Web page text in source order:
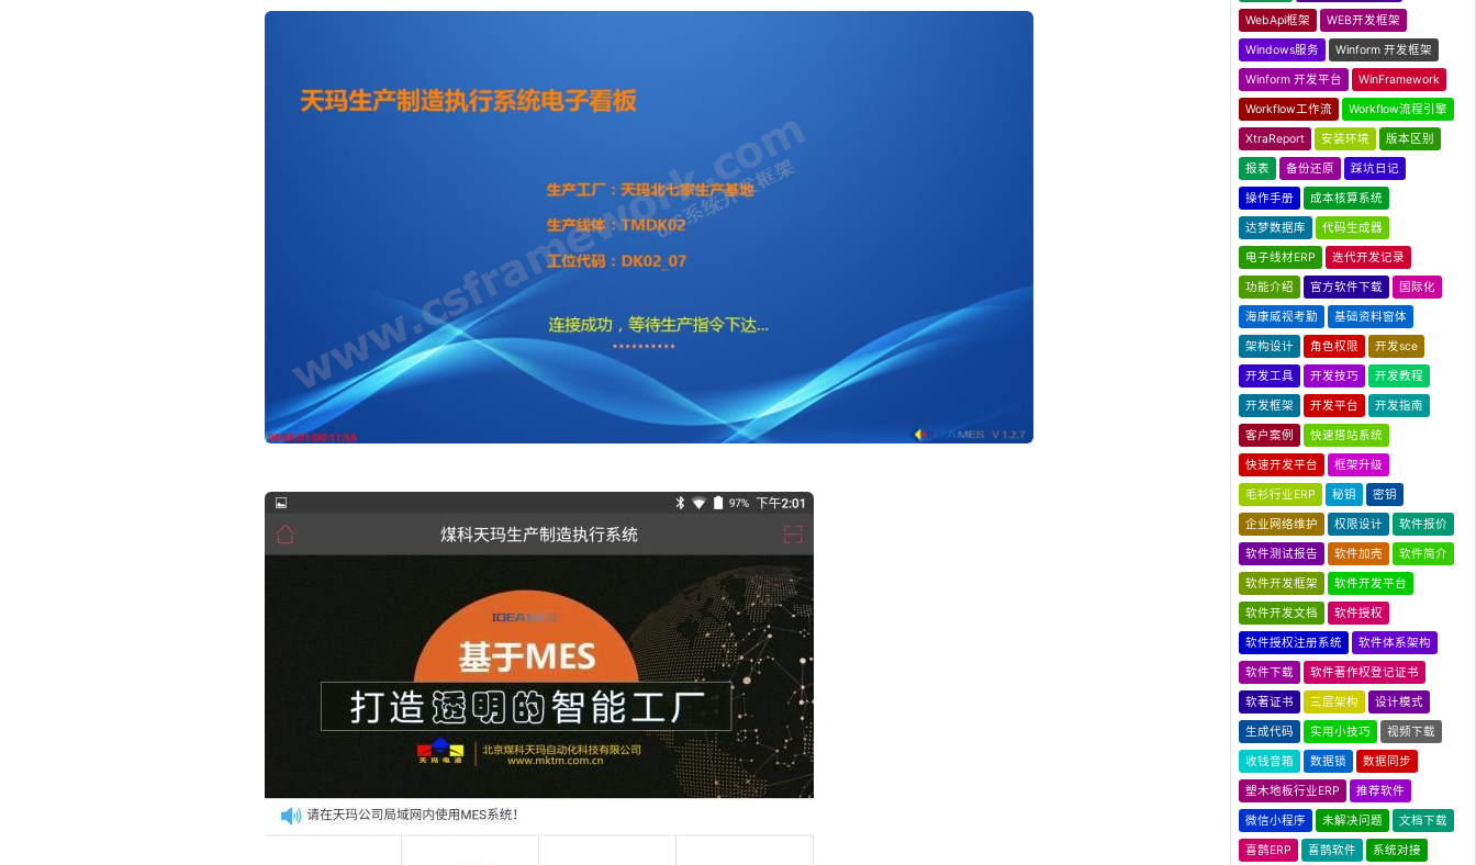
WebApi框架 WEB开发框架
Windows服务 Winform 开发框架
Winform 开发平台 WinFramework
Workflow工作流 Workflow流程引擎
XtraReport 安装环境 版本区别
报表 备份还原 踩坑日记
操作手册 成本核算系统
达梦数据库 代码生成器
电子线材ERP 迭代开发记录
功能介绍 官方软件下载 国际化
海康威视考勤 基础资料窗体
架构设计 角色权限 开发sce
开发工具 开发技巧 开发教程
开发框架 开发平台 开发指南
客户案例 快速搭站系统
快速开发平台 框架升级
毛衫行业ERP 秘钥 密钥
企业网络维护 权限设计 软件报价
软件测试报告 软件加壳 软件简介
软件开发框架 软件开发平台
软件开发文档 软件授权
软件授权注册系统 软件体系架构
软件下载 软件著作权登记证书
软著证书 三层架构 设计模式
生成代码 实用小技巧 视频下载
收钱音箱 数据锁 数据同步
塑木地板行业ERP 推荐软件
微信小程序 未解决问题 文档下载
喜鹊ERP 喜鹊软件 系统对接